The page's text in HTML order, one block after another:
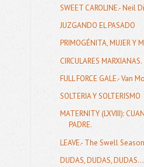
SWEET CAROLINE.- Neil
JUZGANDO EL PASADO
PRIMOGÉNITA, MUJER Y
CIRCULARES MARXIANAS.
FULL FORCE GALE.- Van
SOLTERIA Y SOLTERISMO
MATERNITY (LXVIII):
PADRE.
LEAVE.- The Swell Season
DUDAS, DUDAS, DUDAS...